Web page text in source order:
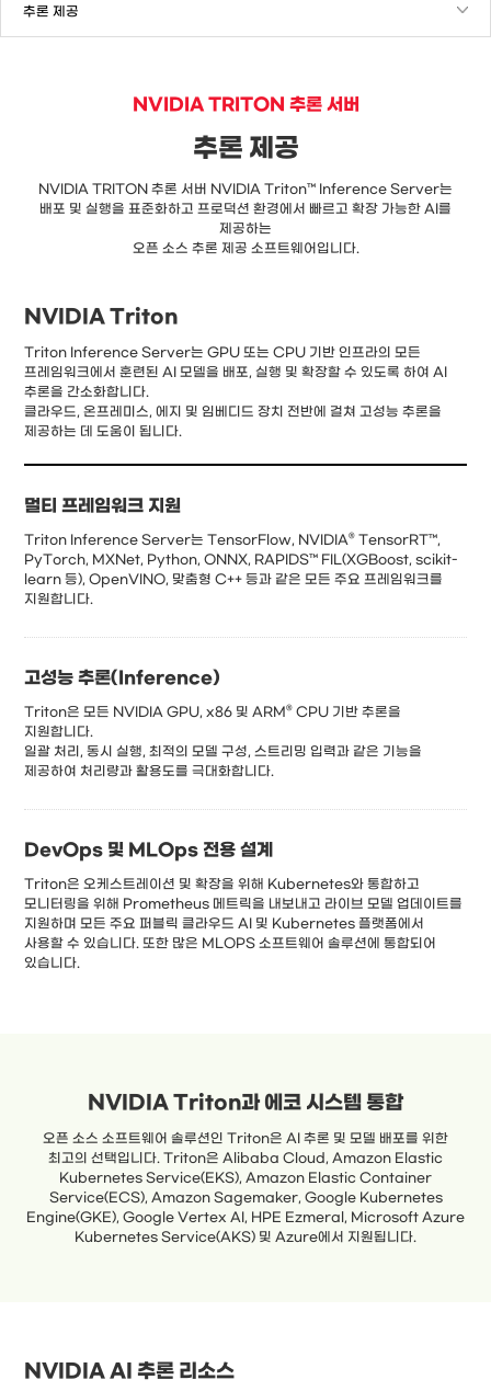
NVIDIA TRITON 추론 서버
추론 제공
NVIDIA TRITON 추론 서버 NVIDIA Triton™ Inference Server는
배포 및 실행을 표준화하고 프로덕션 환경에서 빠르고 확장 가능한 AI를
제공하는
오픈 소스 추론 제공 소프트웨어입니다.
NVIDIA Triton
Triton Inference Server는 GPU 또는 CPU 기반 인프라의 모든
프레임워크에서 훈련된 AI 모델을 배포, 실행 및 확장할 수 있도록 하여 AI
추론을 간소화합니다.
클라우드, 온프레미스, 에지 및 임베디드 장치 전반에 걸쳐 고성능 추론을
제공하는 데 도움이 됩니다.
멀티 프레임워크 지원
Triton Inference Server는 TensorFlow, NVIDIA® TensorRT™,
PyTorch, MXNet, Python, ONNX, RAPIDS™ FIL(XGBoost, scikit-
learn 등), OpenVINO, 맞춤형 C++ 등과 같은 모든 주요 프레임워크를
지원합니다.
고성능 추론(Inference)
Triton은 모든 NVIDIA GPU, x86 및 ARM® CPU 기반 추론을
지원합니다.
일괄 처리, 동시 실행, 최적의 모델 구성, 스트리밍 입력과 같은 기능을
제공하여 처리량과 활용도를 극대화합니다.
DevOps 및 MLOps 전용 설계
Triton은 오케스트레이션 및 확장을 위해 Kubernetes와 통합하고
모니터링을 위해 Prometheus 메트릭을 내보내고 라이브 모델 업데이트를
지원하며 모든 주요 퍼블릭 클라우드 AI 및 Kubernetes 플랫폼에서
사용할 수 있습니다. 또한 많은 MLOPS 소프트웨어 솔루션에 통합되어
있습니다.
NVIDIA Triton과 에코 시스템 통합
오픈 소스 소프트웨어 솔루션인 Triton은 AI 추론 및 모델 배포를 위한
최고의 선택입니다. Triton은 Alibaba Cloud, Amazon Elastic
Kubernetes Service(EKS), Amazon Elastic Container
Service(ECS), Amazon Sagemaker, Google Kubernetes
Engine(GKE), Google Vertex AI, HPE Ezmeral, Microsoft Azure
Kubernetes Service(AKS) 및 Azure에서 지원됩니다.
NVIDIA AI 추론 리소스